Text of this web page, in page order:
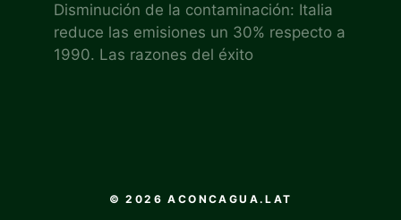
Disminución de la contaminación: Italia
reduce las emisiones un 30% respecto a
1990. Las razones del éxito
© 2026 ACONCAGUA.LAT